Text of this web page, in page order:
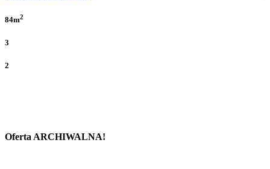
84m2
3
2
Oferta ARCHIWALNA!